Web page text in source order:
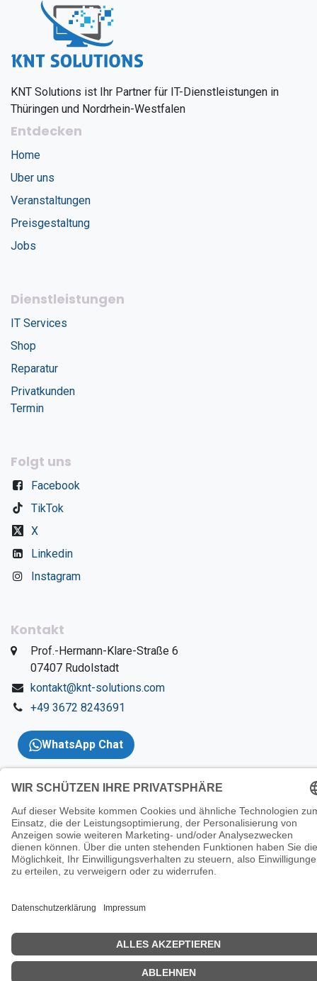
KNT Solutions ist Ihr Partner für IT-Dienstleistungen in
Thüringen und Nordrhein-Westfalen
Entdecken
Home
Uber uns
Veranstaltungen
Preisgestaltung
Jobs
Dienstleistungen
IT Services
Shop
Reparatur
Privatkunden
Termin
Folgt uns
Facebook
TikTok
X
Linkedin
Instagram
Kontakt
​Prof.-Hermann-Klare-Straße 6
​07407 Rudolstadt
kontakt@knt-solutions.com
+49 3672 8243691
WhatsApp Chat
Copyright 2026 © KNT
Solutions |Impressum|AGBs|Datenschutzerklärung|